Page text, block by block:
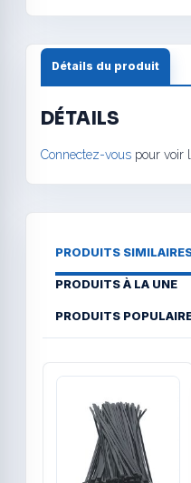
Détails du produit
DÉTAILS
Connectez-vous pour voir
PRODUITS
PRODUITS À LA UNE
PRODUITS